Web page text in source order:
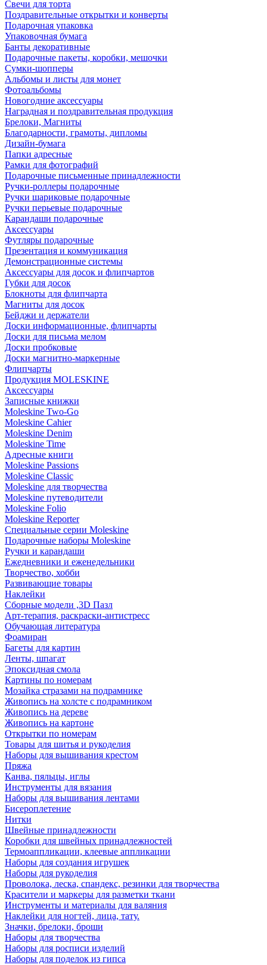
Свечи для торта
Поздравительные открытки и конверты
Подарочная упаковка
Упаковочная бумага
Банты декоративные
Подарочные пакеты, коробки, мешочки
Сумки-шопперы
Альбомы и листы для монет
Фотоальбомы
Новогодние аксессуары
Наградная и поздравительная продукция
Брелоки, Магниты
Благодарности, грамоты, дипломы
Дизайн-бумага
Папки адресные
Рамки для фотографий
Подарочные письменные принадлежности
Ручки-роллеры подарочные
Ручки шариковые подарочные
Ручки перьевые подарочные
Карандаши подарочные
Аксессуары
Футляры подарочные
Презентация и коммуникация
Демонстрационные системы
Аксессуары для досок и флипчартов
Губки для досок
Блокноты для флипчарта
Магниты для досок
Бейджи и держатели
Доски информационные, флипчарты
Доски для письма мелом
Доски пробковые
Доски магнитно-маркерные
Флипчарты
Продукция MOLESKINE
Аксессуары
Записные книжки
Moleskine Two-Go
Moleskine Cahier
Moleskine Denim
Moleskine Time
Адресные книги
Moleskine Passions
Moleskine Classic
Moleskine для творчества
Moleskine путеводители
Moleskine Folio
Moleskine Reporter
Специальные серии Moleskine
Подарочные наборы Moleskine
Ручки и карандаши
Ежедневники и еженедельники
Творчество, хобби
Развивающие товары
Наклейки
Сборные модели ,3D Пазл
Арт-терапия, раскраски-антистресс
Обучающая литература
Фоамиран
Багеты для картин
Ленты, шпагат
Эпоксидная смола
Картины по номерам
Мозайка стразами на подрамнике
Живопись на холсте с подрамником
Живопись на дереве
Живопись на картоне
Открытки по номерам
Товары для шитья и рукоделия
Наборы для вышивания крестом
Пряжа
Канва, пяльцы, иглы
Инструменты для вязания
Наборы для вышивания лентами
Бисероплетение
Нитки
Швейные принадлежности
Коробки для швейных принадлежностей
Термоаппликации, клеевые аппликации
Наборы для создания игрушек
Наборы для рукоделия
Проволока, леска, спандекс, резинки для творчества
Красители и маркеры для разметки ткани
Инструменты и материалы для валяния
Наклейки для ногтей, лица, тату.
Значки, брелоки, броши
Наборы для творчества
Наборы для росписи изделий
Наборы для поделок из гипса